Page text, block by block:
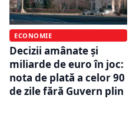
ECONOMIE
Decizii amânate și
miliarde de euro în joc:
nota de plată a celor 90
de zile fără Guvern plin